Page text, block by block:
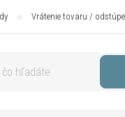
Vrátenie tovaru /